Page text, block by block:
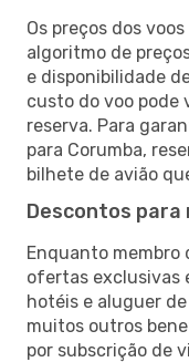
Os preços dos
algoritmo de
e disponibilidade
custo do voo pode
reserva. Para
para Corumba,
bilhete de avião
Descontos para
Enquanto membro
ofertas exclusivas
hotéis e aluguer
muitos outros
por subscrição de